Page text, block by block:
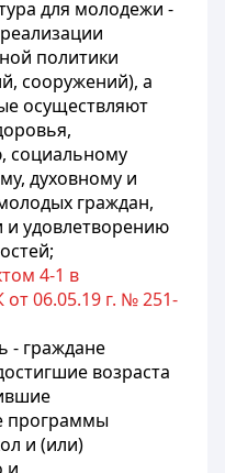
для молодежи -
политики
сооружений), а
осуществляют
социальному
духовному и
граждан,
и удовлетворению
4-1 в
от 06.05.19 г. № 251-
- граждане
возраста
программы
и (или)